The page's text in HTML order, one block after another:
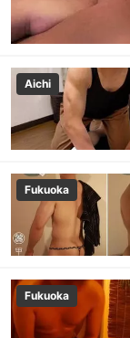
Aichi
Fukuoka
Fukuoka